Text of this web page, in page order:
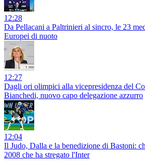
12:28
Da Pellacani a Paltrinieri al sincro, le 23
Europei di nuoto
12:27
Dagli ori olimpici alla vicepresidenza del
Bianchedi, nuovo capo delegazione azzurro
12:04
Il Judo, Dalla e la benedizione di Bastoni:
2008 che ha stregato l'Inter